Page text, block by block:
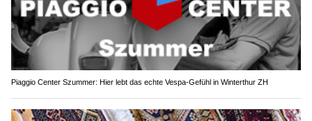
Piaggio Center Szummer: Hier lebt das echte Vespa-Gefühl in Winterthur ZH